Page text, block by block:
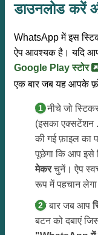
डाउनलोड करें
WhatsApp में इस
ऐप आवश्यक है। यदि
Google Play स्टोर
एक बार जब यह आपके
हम नीचे जो
(इसका एक्सटेंशन
की गई फ़ाइल का
पूछेगा कि आप इसे
मेकरचुनें। ऐप
रूप में पहचान
एक बार जब आप
बटन को दबाएं